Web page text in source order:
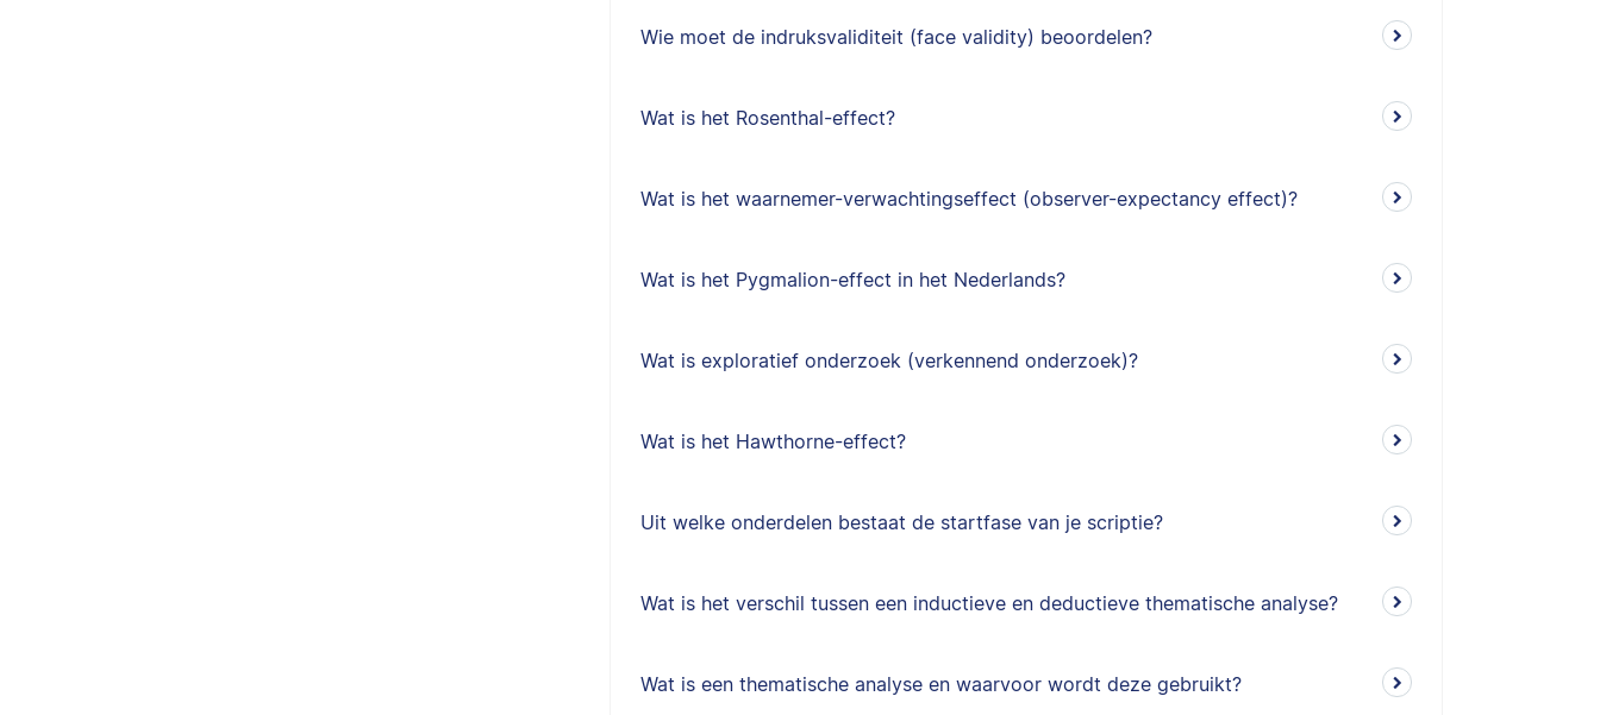
Wie moet de indruksvaliditeit (face validity) beoordelen?
Wat is het Rosenthal-effect?
Wat is het waarnemer-verwachtingseffect (observer-expectancy effect)?
Wat is het Pygmalion-effect in het Nederlands?
Wat is exploratief onderzoek (verkennend onderzoek)?
Wat is het Hawthorne-effect?
Uit welke onderdelen bestaat de startfase van je scriptie?
Wat is het verschil tussen een inductieve en deductieve thematische analyse?
Wat is een thematische analyse en waarvoor wordt deze gebruikt?